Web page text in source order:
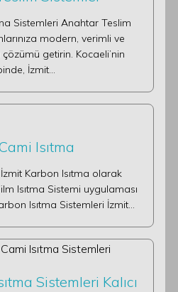
Sistemleri Anahtar Teslim
modern, verimli ve
getirin. Kocaeli’nin
İzmit…
Isıtma
Karbon Isıtma olarak
Isıtma Sistemi uygulaması
Isıtma Sistemleri İzmit…
Sistemleri Kalıcı